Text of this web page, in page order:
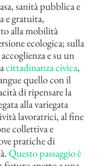
sanità pubblica e
e gratuita,
alla mobilità
ecologica; sulla
e su un
cittadinanza civica,
quello con il
di ripensare la
alla variegata
lavoratrici, al fine
collettiva e
pratiche di
Questo passaggio è